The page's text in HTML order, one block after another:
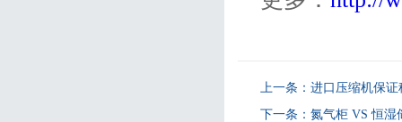
上一条： 进口压缩机保
下一条： 氮气柜 VS 恒湿